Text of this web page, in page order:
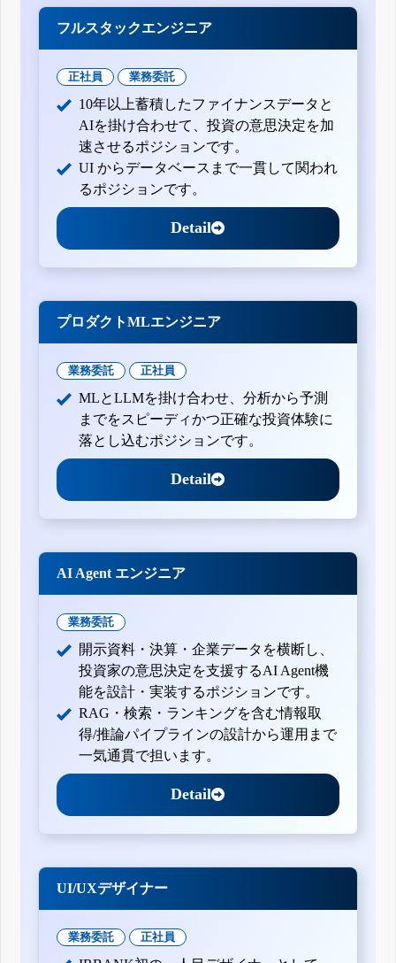
フルスタックエンジニア
正社員 業務委託
10年以上蓄積したファイナンスデータと
AIを掛け合わせて、投資の意思決定を加
速させるポジションです。
UI からデータベースまで一貫して関われ
るポジションです。
Detail
プロダクトMLエンジニア
業務委託 正社員
MLとLLMを掛け合わせ、分析から予測
までをスピーディかつ正確な投資体験に
落とし込むポジションです。
Detail
AI Agent エンジニア
業務委託
開示資料・決算・企業データを横断し、
投資家の意思決定を支援するAI Agent機
能を設計・実装するポジションです。
RAG・検索・ランキングを含む情報取
得/推論パイプラインの設計から運用まで
一気通貫で担います。
Detail
UI/UXデザイナー
業務委託 正社員